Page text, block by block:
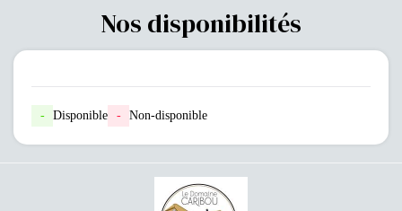
Nos disponibilités
- Disponible - Non-disponible